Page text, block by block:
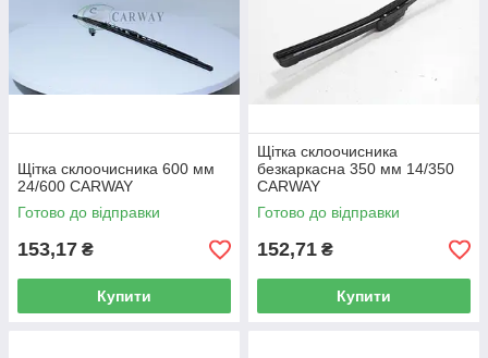
Щітка склоочисника 600 мм
24/600 CARWAY
Готово до відправки
153,17 ₴
Купити
Щітка склоочисника
безкаркасна 350 мм 14/350
CARWAY
Готово до відправки
152,71 ₴
Купити